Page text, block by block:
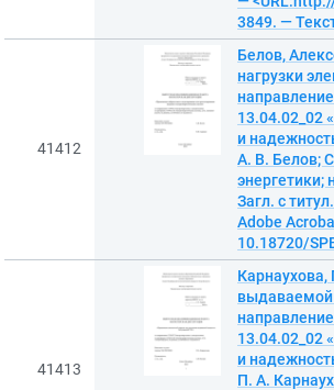
3849. —
41412
Белов,
нагрузки
13.04.02_02
и
А. В. Белов;
энергетики;
Загл. с
Adobe
10.18720/
41413
выдаваемой
13.04.02_02
и
П. А.